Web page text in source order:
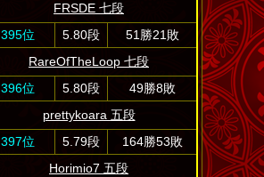
FRSDE 七段
395位
5.80段
51勝21敗
RareOfTheLoop 七段
396位
5.80段
49勝8敗
prettykoara 五段
397位
5.79段
164勝53敗
Horimio7 五段